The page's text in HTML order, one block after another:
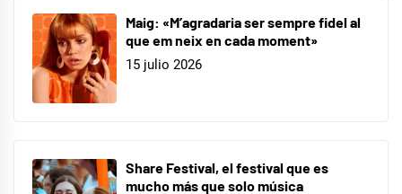
Maig: «M’agradaria ser sempre fidel al
que em neix en cada moment»
15 julio 2026
Share Festival, el festival que es
mucho más que solo música